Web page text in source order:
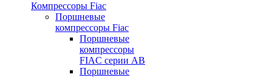
Компрессоры Fiac
Поршневые
компрессоры Fiac
Поршневые
компрессоры
FIAC серии AB
Поршневые